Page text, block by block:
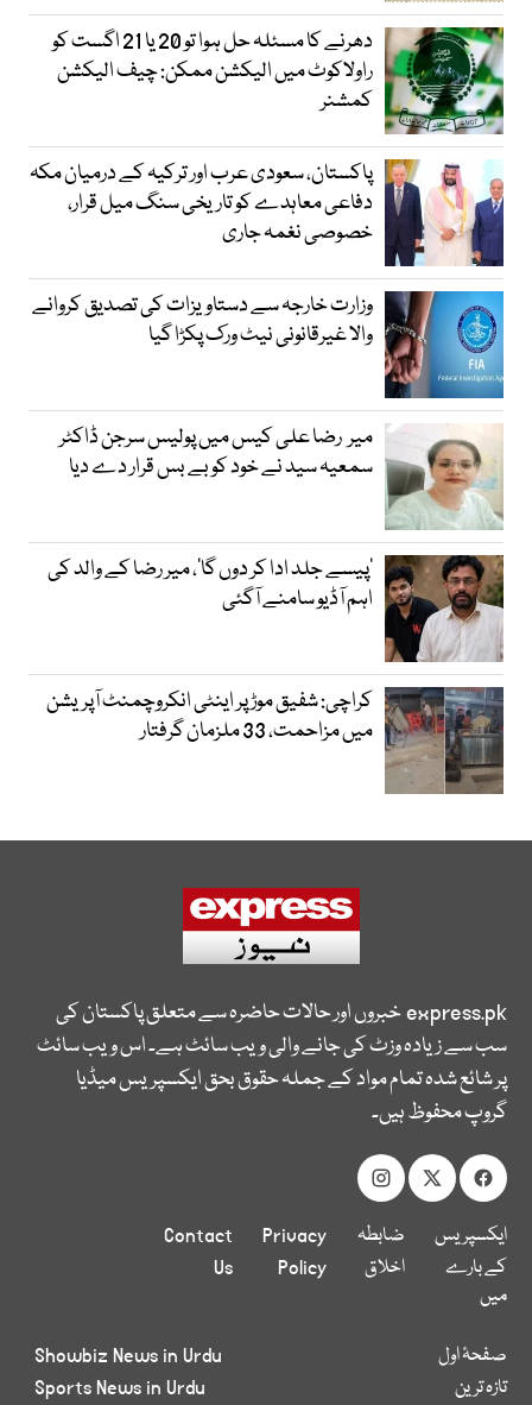
دھرنے کا مسئلہ حل ہوا تو 20 یا 21 اگست کو
راولاکوٹ میں الیکشن ممکن: چیف الیکشن
کمشنر
پاکستان، سعودی عرب اور ترکیہ کے درمیان مکہ
دفاعی معاہدے کو تاریخی سنگ میل قرار،
خصوصی نغمہ جاری
وزارت خارجہ سے دستاویزات کی تصدیق کروانے
والا غیرقانونی نیٹ ورک پکڑا گیا
میر رضا علی کیس میں پولیس سرجن ڈاکٹر
سمعیہ سید نے خود کو بے بس قرار دے دیا
’پیسے جلد ادا کر دوں گا‘، میر رضا کے والد کی
اہم آڈیو سامنے آگئی
کراچی: شفیق موڑ پر اینٹی انکروچمنٹ آپریشن
میں مزاحمت، 33 ملزمان گرفتار
express.pkخبروں اور حالات حاضرہ سے متعلق پاکستان کی
سب سے زیادہ وزٹ کی جانے والی ویب سائٹ ہے۔ اس ویب سائٹ
پر شائع شدہ تمام مواد کے جملہ حقوق بحق ایکسپریس میڈیا
گروپ محفوظ ہیں۔
ایکسپریس
کے بارے
میں
ضابطہ
اخلاق
Privacy
Policy
Contact
Us
صفحۂ اول
تازہ ترین
Showbiz News in Urdu
Sports News in Urdu